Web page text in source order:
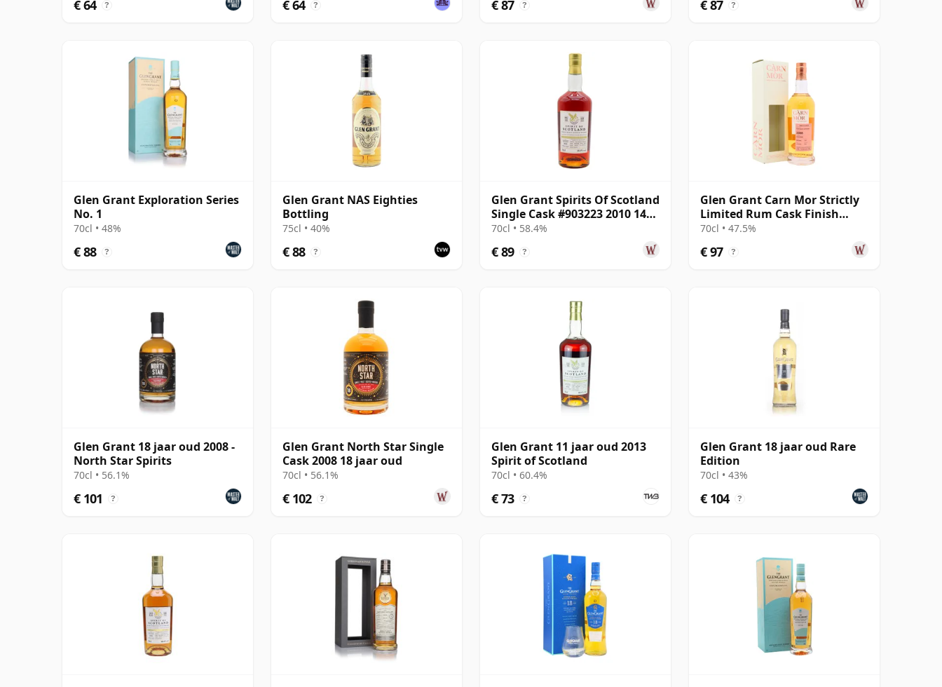
€ 64 ? € 64 ? € 87 ? € 87 ?
Glen Grant Exploration Series
No. 1
70cl • 48%
€ 88 ?
Glen Grant NAS Eighties
Bottling
75cl • 40%
€ 88 ?
Glen Grant Spirits Of Scotland
Single Cask #903223 2010 14
jaar oud
70cl • 58.4%
€ 89 ?
Glen Grant Carn Mor Strictly
Limited Rum Cask Finish
Single M 2008 13 jaar oud
70cl • 47.5%
€ 97 ?
Glen Grant 18 jaar oud 2008 -
North Star Spirits
70cl • 56.1%
€ 101 ?
Glen Grant North Star Single
Cask 2008 18 jaar oud
70cl • 56.1%
€ 102 ?
Glen Grant 11 jaar oud 2013
Spirit of Scotland
70cl • 60.4%
€ 73 ?
Glen Grant 18 jaar oud Rare
Edition
70cl • 43%
€ 104 ?